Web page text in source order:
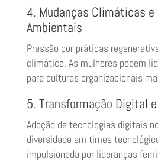
4. Mudanças Climáticas
Ambientais
Pressão por práticas
climática. As mulheres podem
para culturas organizacionais
5. Transformação Digital
Adoção de tecnologias digitais
diversidade em times
impulsionada por lideranças